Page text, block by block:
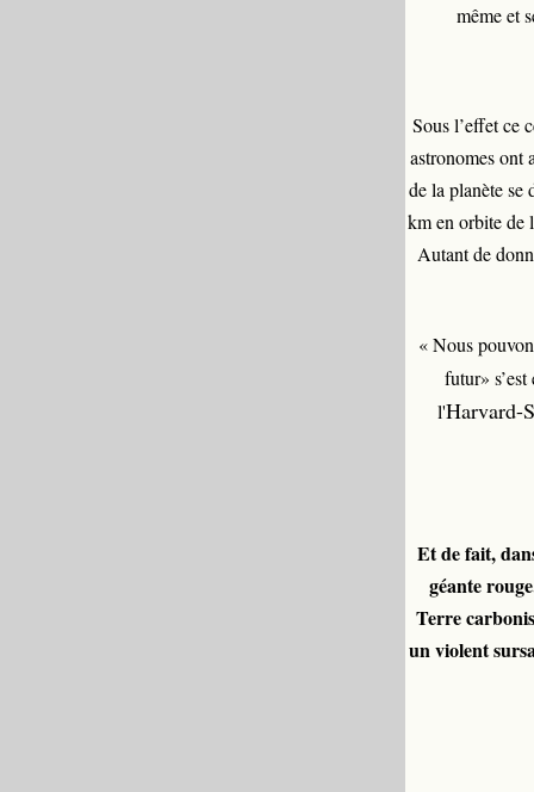
même et
Sous l’effet ce
astronomes ont
de la planète se
km en orbite de
Autant de
« Nous
futur»
l'Harvard-
Et de fait,
géante
Terre
un violent